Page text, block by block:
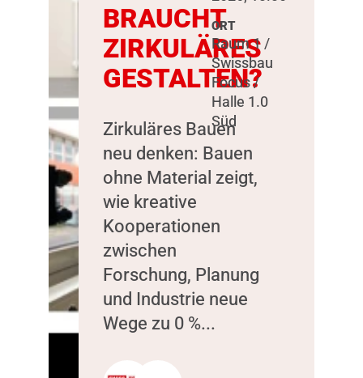
BRAUCHT
ZIRKULÄRES
GESTALTEN?
Zirkuläres Bauen
neu denken: Bauen
ohne Material zeigt,
wie kreative
Kooperationen
zwischen
Forschung, Planung
und Industrie neue
Wege zu 0 %...
ORT
Raum 1 /
Swissbau
Focus /
Halle 1.0
Süd